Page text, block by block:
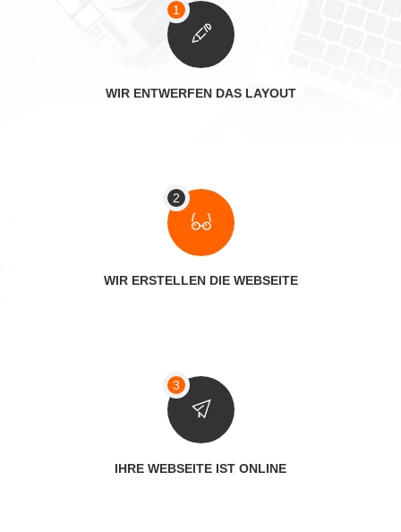
WIR ENTWERFEN DAS LAYOUT
WIR ERSTELLEN DIE WEBSEITE
IHRE WEBSEITE IST ONLINE